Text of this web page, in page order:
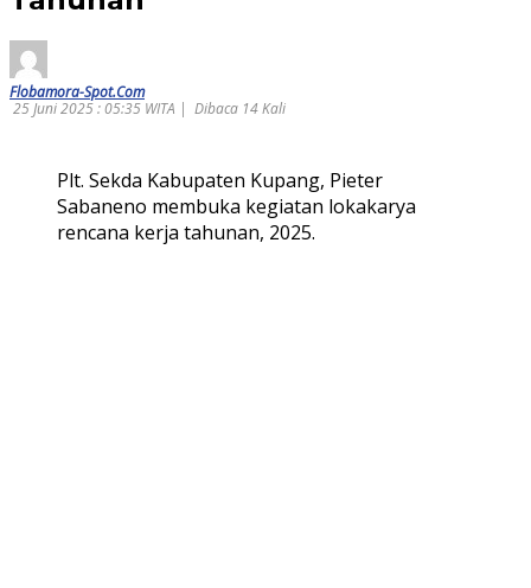
Flobamora-Spot.Com
25 Juni 2025 : 05:35 WITA | Dibaca 14 Kali
Plt. Sekda Kabupaten Kupang, Pieter
Sabaneno membuka kegiatan lokakarya
rencana kerja tahunan, 2025.